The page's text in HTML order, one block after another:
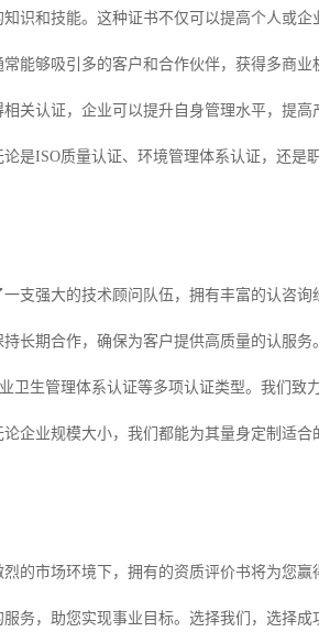
识和技能。这种证书不仅可以提高个人或企
能够吸引多的客户和合作伙伴，获得多商业
关认证，企业可以提升自身管理水平，提高
是ISO质量认证、环境管理体系认证，还是
支强大的技术顾问队伍，拥有丰富的认咨询
长期合作，确保为客户提供高质量的认服务。
卫生管理体系认证等多项认证类型。我们致
企业规模大小，我们都能为其量身定制适
的市场环境下，拥有的资质评价书将为您
务，助您实现事业目标。选择我们，选择成